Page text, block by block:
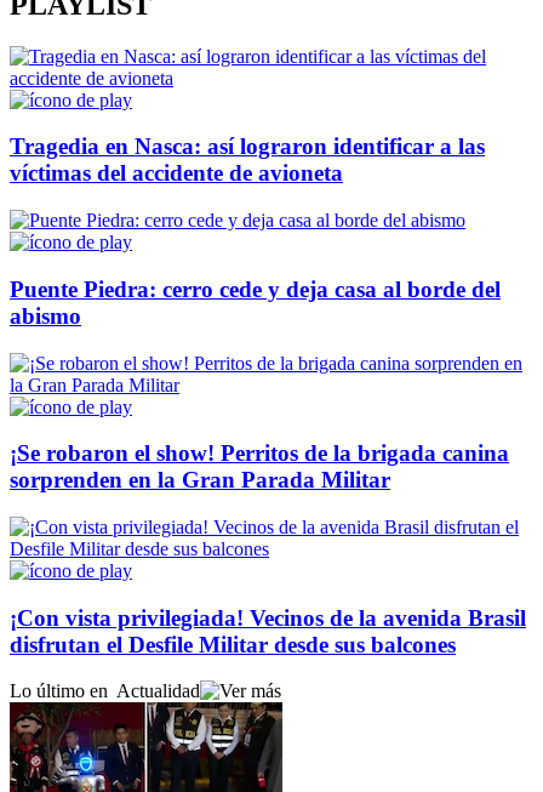
Tragedia en Nasca: así lograron identificar a las
víctimas del accidente de avioneta
Puente Piedra: cerro cede y deja casa al borde del
abismo
¡Se robaron el show! Perritos de la brigada canina
sorprenden en la Gran Parada Militar
¡Con vista privilegiada! Vecinos de la avenida Brasil
disfrutan el Desfile Militar desde sus balcones
Lo último en Actualidad